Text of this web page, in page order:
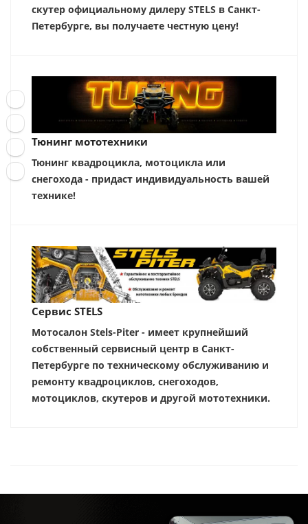
скутер официальному дилеру STELS в Санкт-
Петербурге, вы получаете честную цену!
Тюнинг мототехники
Тюнинг квадроцикла, мотоцикла или
снегохода - придаст индивидуальность вашей
технике!
Сервис STELS
Мотосалон Stels-Piter - имеет крупнейший
собственный сервисный центр в Санкт-
Петербурге по техническому обслуживанию и
ремонту квадроциклов, снегоходов,
мотоциклов, скутеров и другой мототехники.